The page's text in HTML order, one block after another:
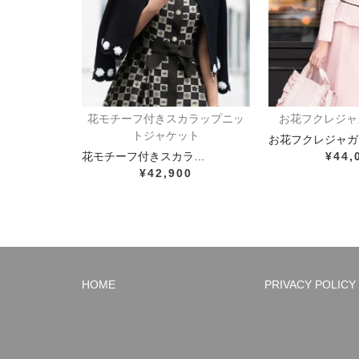
花モチーフ付きスカラップニッ
トジャケット
花モチーフ付きスカラ…
¥42,900
お花フクレジ
お花フクレジャ
HOME PRIVACY POLICY